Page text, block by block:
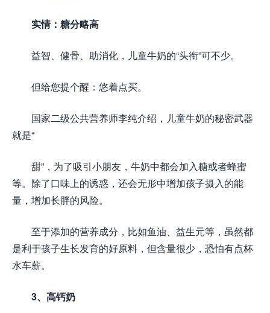
实情：糖分略高
益智、健骨、助消化，儿童牛奶的“头衔”可不少。
但给您提个醒：悠着点买。
国家二级公共营养师李纯介绍，儿童牛奶的秘密武器
就是“
甜”，为了吸引小朋友，牛奶中都会加入糖或者蜂蜜
等。除了口味上的诱惑，还会无形中增加孩子摄入的能
量，增加长胖的风险。
至于添加的营养成分，比如鱼油、益生元等，虽然都
是利于孩子生长发育的好原料，但含量很少，恐怕有点杯
水车薪。
3、高钙奶